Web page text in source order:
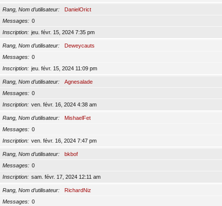
Rang, Nom d’utilisateur
DanielOrict
Messages
0
Inscription
jeu. févr. 15, 2024 7:35 pm
Rang, Nom d’utilisateur
Deweycauts
Messages
0
Inscription
jeu. févr. 15, 2024 11:09 pm
Rang, Nom d’utilisateur
Agnesalade
Messages
0
Inscription
ven. févr. 16, 2024 4:38 am
Rang, Nom d’utilisateur
MishaelFet
Messages
0
Inscription
ven. févr. 16, 2024 7:47 pm
Rang, Nom d’utilisateur
bkbof
Messages
0
Inscription
sam. févr. 17, 2024 12:11 am
Rang, Nom d’utilisateur
RichardNiz
Messages
0